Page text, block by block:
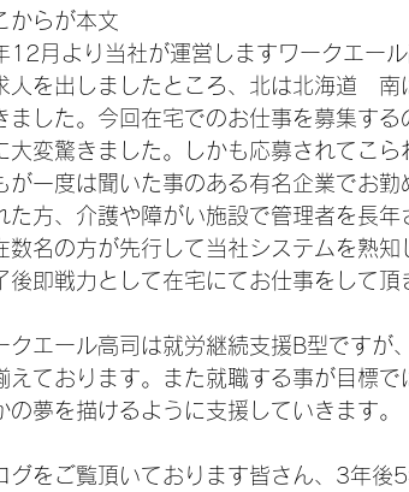
からが本文
12月より当社が運営しますワークエー
人を出しましたところ、北は北海道　
ました。今回在宅でのお仕事を募集す
大変驚きました。しかも応募されてこ
が一度は聞いた事のある有名企業でお
た方、介護や障がい施設で管理者を長
数名の方が先行して当社システムを熟
後即戦力として在宅にてお仕事をして頂
クエール高司は就労継続支援B型ですが
えております。また就職する事が目標
の夢を描けるように支援していきます。
グをご覧頂いております皆さん、3年